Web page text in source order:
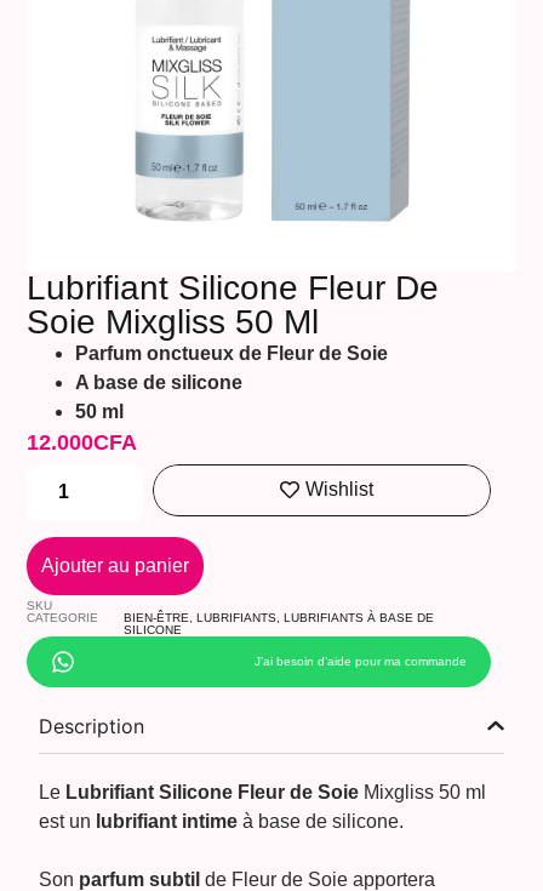
Lubrifiant Silicone Fleur De
Soie Mixgliss 50 Ml
Parfum onctueux de Fleur de Soie
A base de silicone
50 ml
12.000CFA
Wishlist
Ajouter au panier
SKU
CATEGORIE
BIEN-ÊTRE LUBRIFIANTS, LUBRIFIANTS À BASE DE
SILICONE
J’ai besoin d’aide pour ma commande
Description
Le Lubrifiant Silicone Fleur de Soie Mixgliss 50 ml
est un lubrifiant intime à base de silicone.
Son parfum subtil de Fleur de Soie apportera